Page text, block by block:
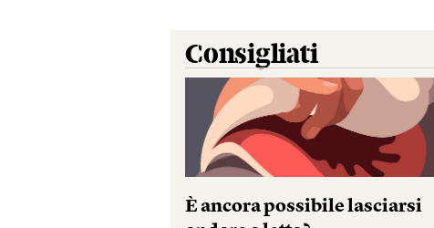
Consigliati
È ancora possibile lasciarsi